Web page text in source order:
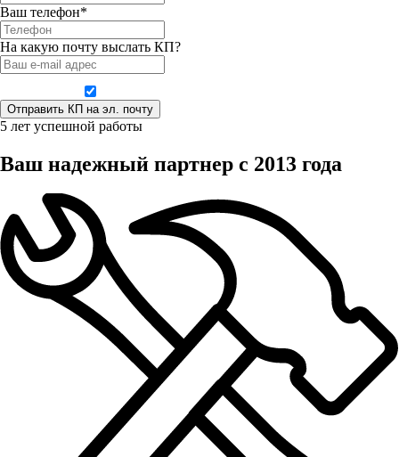
Ваш телефон*
На какую почту выслать КП?
5 лет успешной работы
Ваш надежный партнер с 2013 года